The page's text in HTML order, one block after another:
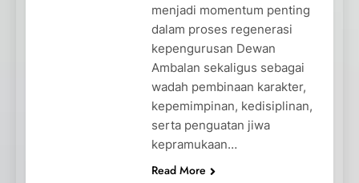
menjadi momentum penting
dalam proses regenerasi
kepengurusan Dewan
Ambalan sekaligus sebagai
wadah pembinaan karakter,
kepemimpinan, kedisiplinan,
serta penguatan jiwa
kepramukaan…
Read More